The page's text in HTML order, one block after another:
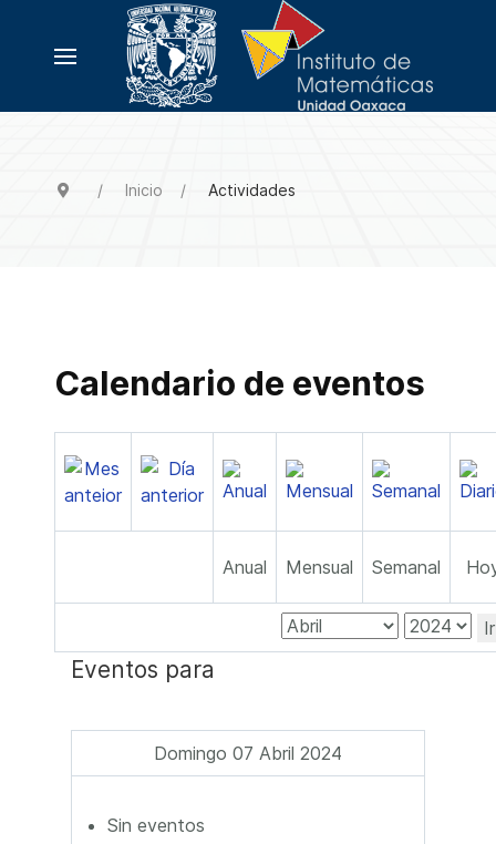
Inicio Actividades
Calendario de eventos
Anual Mensual Semanal
Eventos para
Domingo 07 Abril 2024
Sin eventos